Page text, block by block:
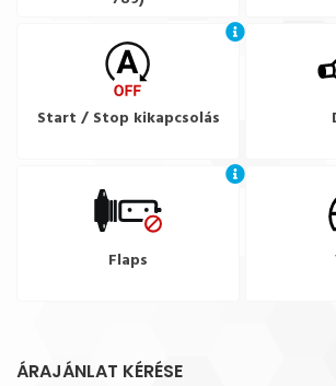
Start / Stop kikapcsolás
Flaps
ÁRAJÁNLAT KÉRÉSE